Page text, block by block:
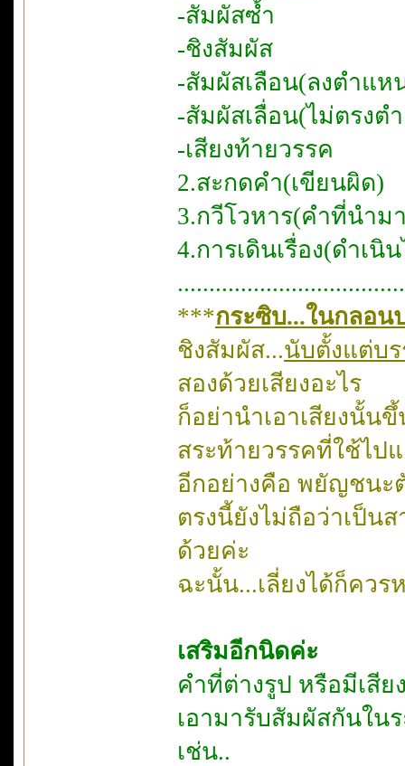
-สัมผัสซ้ำ
-ชิงสัมผัส
-สัมผัสเลือน(ลงตำแห
-สัมผัสเลื่อน(ไม่ตรงต
-เสียงท้ายวรรค
2.สะกดคำ(เขียนผิด)
3.กวีโวหาร(คำที่นำม
4.การเดินเรื่อง(ดำเ
***กระซิบ...ในกลอน
ชิงสัมผัส...นับตั้งแต่บ
สองด้วยเสียงอะไร
ก็อย่านำเอาเสียงนั้น
สระท้ายวรรคที่ใช้ไป
อีกอย่างคือ พยัญชนะ
ตรงนี้ยังไม่ถือว่าเป็น
ด้วยค่ะ
ฉะนั้น...เลี่ยงได้ก็ควร
เสริมอีกนิดค่ะ
คำที่ต่างรูป หรือมีเสี
เอามารับสัมผัสกันใน
เช่น..